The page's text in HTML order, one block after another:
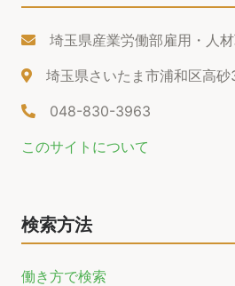
埼玉県産業労働部雇用・人
埼玉県さいたま市浦和区高砂
048-830-3963
このサイトについて
検索方法
働き方で検索